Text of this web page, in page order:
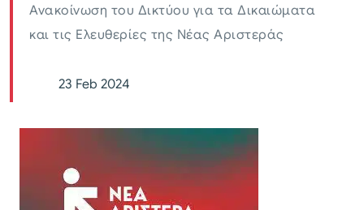
Ανακοίνωση του Δικτύου για τα Δικαιώματα
και τις Ελευθερίες της Νέας Αριστεράς
23 Feb 2024